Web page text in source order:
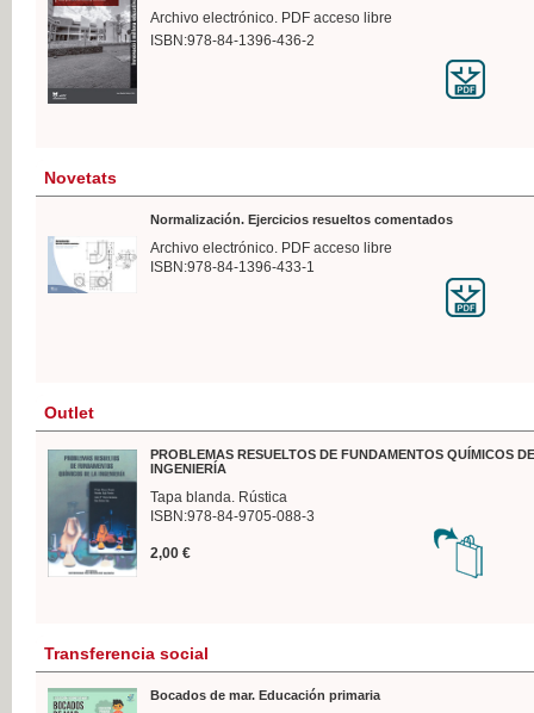
Archivo electrónico. PDF acceso libre
ISBN:978-84-1396-436-2
Novetats
Normalización. Ejercicios resueltos comentados
Archivo electrónico. PDF acceso libre
ISBN:978-84-1396-433-1
Outlet
PROBLEMAS RESUELTOS DE FUNDAMENTOS QUÍMICOS
INGENIERÍA
Tapa blanda. Rústica
ISBN:978-84-9705-088-3
2,00 €
Transferencia social
Bocados de mar. Educación primaria